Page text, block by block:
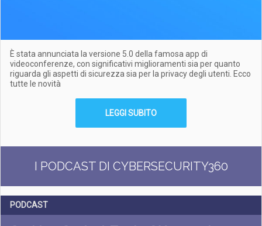
È stata annunciata la versione 5.0 della famosa app di
videoconferenze, con significativi miglioramenti sia per quanto
riguarda gli aspetti di sicurezza sia per la privacy degli utenti. Ecco
tutte le novità
LEGGI SUBITO
I PODCAST DI CYBERSECURITY360
PODCAST